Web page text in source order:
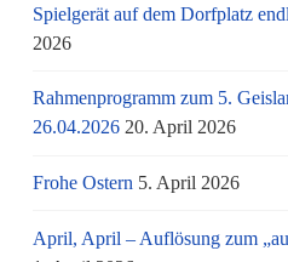
Spielgerät auf dem Dorfplatz
2026
Rahmenprogramm zum 5.
26.04.2026 20. April 2026
Frohe Ostern 5. April 2026
April, April – Auflösung zum